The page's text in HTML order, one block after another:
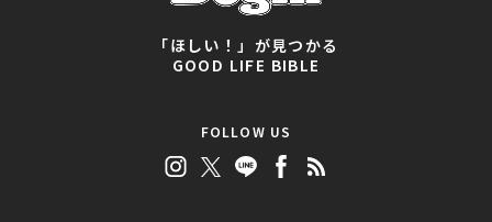
「ほしい！」が見つかる
GOOD LIFE BIBLE
FOLLOW US